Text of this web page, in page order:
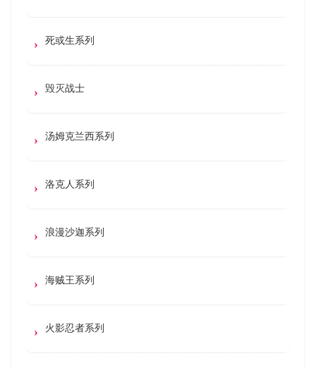
死或生系列
毁灭战士
汤姆克兰西系列
洛克人系列
浪漫沙迦系列
海贼王系列
火影忍者系列